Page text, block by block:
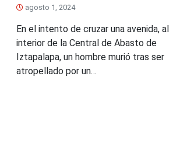
agosto 1, 2024
En el intento de cruzar una avenida, al
interior de la Central de Abasto de
Iztapalapa, un hombre murió tras ser
atropellado por un…